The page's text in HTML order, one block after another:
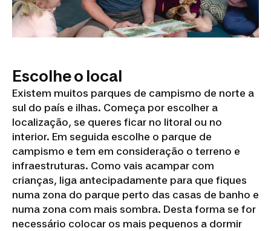
Escolhe o local
Existem muitos parques de campismo de norte a
sul do país e ilhas. Começa por escolher a
localização, se queres ficar no litoral ou no
interior. Em seguida escolhe o parque de
campismo e tem em consideração o terreno e
infraestruturas. Como vais acampar com
crianças, liga antecipadamente para que fiques
numa zona do parque perto das casas de banho e
numa zona com mais sombra. Desta forma se for
necessário colocar os mais pequenos a dormir